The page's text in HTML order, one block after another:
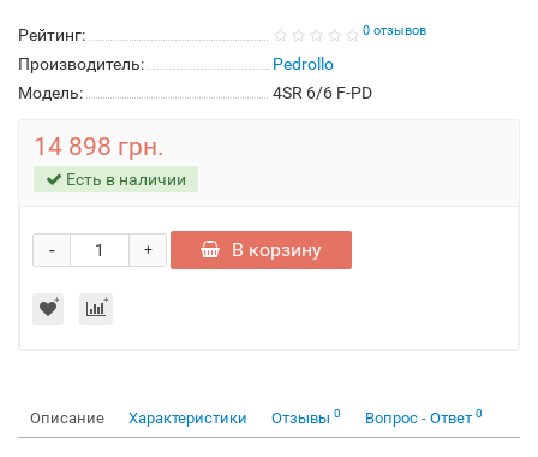
Рейтинг: 0 отзывов
Производитель:
Pedrollo
Модель:
4SR 6/6 F-PD
14 898 грн.
Есть в наличии
+
- В корзину
Описание Характеристики Отзывы 0 Вопрос - Ответ 0